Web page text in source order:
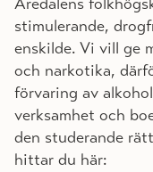
stimulerande,
enskilde. Vi vill ge
och narkotika,
förvaring av
verksamhet och
den studerande
hittar du här: